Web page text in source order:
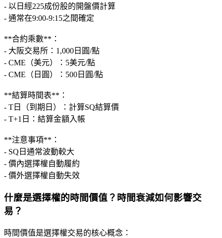
- 以日經225成份股的開盤價計算
- 通常在9:00-9:15之間確定
**合約乘數**：
- 大阪交易所：1,000日圓/點
- CME（美元）：5美元/點
- CME（日圓）：500日圓/點
**結算時間表**：
- T日（到期日）：計算SQ結算價
- T+1日：結算金額入帳
**注意事項**：
- SQ日通常波動較大
- 價內選擇權自動履約
- 價外選擇權自動失效
什麼是選擇權的時間價值？時間衰減如何影響交
易？
時間價值是選擇權交易的核心概念：